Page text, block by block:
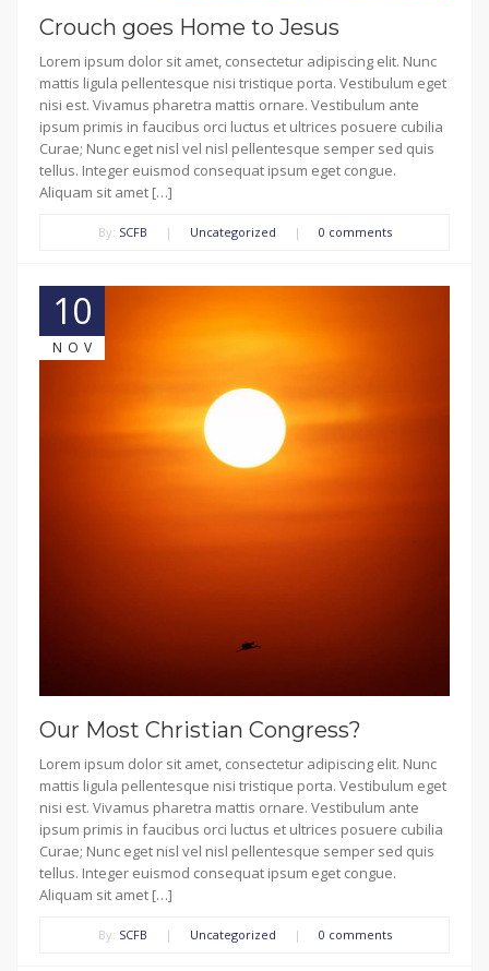
Crouch goes Home to Jesus
Lorem ipsum dolor sit amet, consectetur adipiscing elit. Nunc
mattis ligula pellentesque nisi tristique porta. Vestibulum eget
nisi est. Vivamus pharetra mattis ornare. Vestibulum ante
ipsum primis in faucibus orci luctus et ultrices posuere cubilia
Curae; Nunc eget nisl vel nisl pellentesque semper sed quis
tellus. Integer euismod consequat ipsum eget congue.
Aliquam sit amet […]
By: SCFB | Uncategorized | 0 comments
10
NOV
Our Most Christian Congress?
Lorem ipsum dolor sit amet, consectetur adipiscing elit. Nunc
mattis ligula pellentesque nisi tristique porta. Vestibulum eget
nisi est. Vivamus pharetra mattis ornare. Vestibulum ante
ipsum primis in faucibus orci luctus et ultrices posuere cubilia
Curae; Nunc eget nisl vel nisl pellentesque semper sed quis
tellus. Integer euismod consequat ipsum eget congue.
Aliquam sit amet […]
By: SCFB | Uncategorized | 0 comments